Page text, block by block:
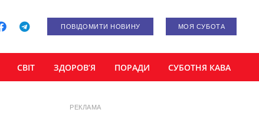
ПОВІДОМИТИ НОВИНУ МОЯ СУБОТА
СВІТ ЗДОРОВ’Я ПОРАДИ СУБОТНЯ КАВА
РЕКЛАМА